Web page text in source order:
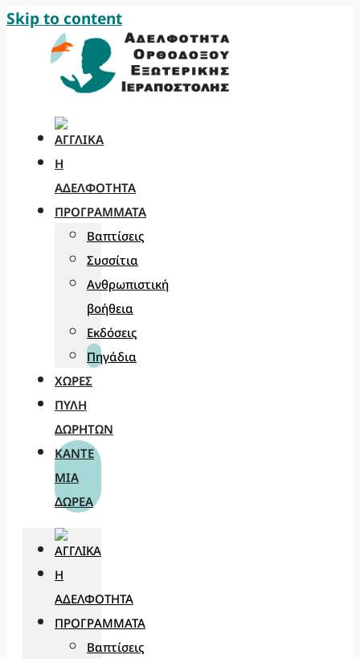
Skip to content
Η
ΑΔΕΛΦΌΤΗΤΑ
ΠΡΟΓΡΆΜΜΑΤΑ
Βαπτίσεις
Συσσίτια
Ανθρωπιστική
βοήθεια
Εκδόσεις
Πηγάδια
ΧΏΡΕΣ
ΠΎΛΗ
ΔΩΡΗΤΏΝ
ΚΆΝΤΕ
ΜΊΑ
ΔΩΡΕΆ
Η
ΑΔΕΛΦΌΤΗΤΑ
ΠΡΟΓΡΆΜΜΑΤΑ
Βαπτίσεις